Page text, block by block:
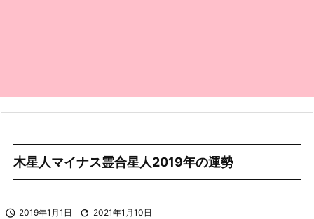
木星人マイナス霊合星人2019年の運勢
 2019年1月1日  2021年1月10日